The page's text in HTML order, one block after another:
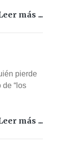
más ...
pierde
“los
más ...